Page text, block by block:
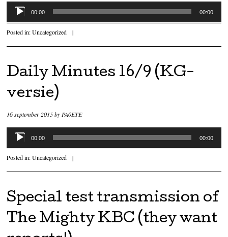
Audiospeler
00:00 00:00
Posted in:Uncategorized |
Daily Minutes 16/9 (KG-
versie)
16 september 2015by PA0ETE
Audiospeler
00:00 00:00
Posted in:Uncategorized |
Special test transmission of
The Mighty KBC (they want